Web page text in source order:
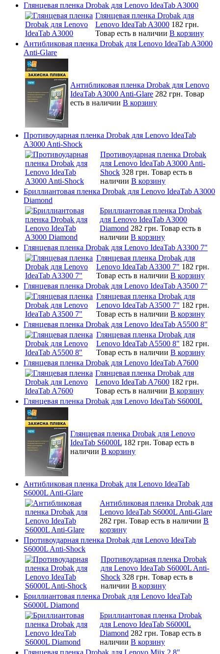
Глянцевая пленка Drobak для Lenovo IdeaTab A3000
Глянцевая пленка Drobak для
Lenovo IdeaTab A3000 182 грн.
Товар есть в наличии В корзину
Антибликовая пленка Drobak для Lenovo IdeaTab A3000
Anti-Glare
Антибликовая пленка Drobak для Lenovo
IdeaTab A3000 Anti-Glare 282 грн. Товар
есть в наличии В корзину
Противоударная пленка Drobak для Lenovo IdeaTab
A3000 Anti-Shock
Противоударная пленка Drobak
для Lenovo IdeaTab A3000 Anti-
Shock 328 грн. Товар есть в
наличии В корзину
Бриллиантовая пленка Drobak для Lenovo IdeaTab A3000
Diamond
Бриллиантовая пленка Drobak
для Lenovo IdeaTab A3000
Diamond 282 грн. Товар есть в
наличии В корзину
Глянцевая пленка Drobak для Lenovo IdeaTab A3300 7"
Глянцевая пленка Drobak для
Lenovo IdeaTab A3300 7" 182 грн.
Товар есть в наличии В корзину
Глянцевая пленка Drobak для Lenovo IdeaTab A3500 7"
Глянцевая пленка Drobak для
Lenovo IdeaTab A3500 7" 182 грн.
Товар есть в наличии В корзину
Глянцевая пленка Drobak для Lenovo IdeaTab A5500 8"
Глянцевая пленка Drobak для
Lenovo IdeaTab A5500 8" 182 грн.
Товар есть в наличии В корзину
Глянцевая пленка Drobak для Lenovo IdeaTab A7600
Глянцевая пленка Drobak для
Lenovo IdeaTab A7600 182 грн.
Товар есть в наличии В корзину
Глянцевая пленка Drobak для Lenovo IdeaTab S6000L
Глянцевая пленка Drobak для Lenovo
IdeaTab S6000L 182 грн. Товар есть в
наличии В корзину
Антибликовая пленка Drobak для Lenovo IdeaTab
S6000L Anti-Glare
Антибликовая пленка Drobak для
Lenovo IdeaTab S6000L Anti-Glare
282 грн. Товар есть в наличии В
корзину
Противоударная пленка Drobak для Lenovo IdeaTab
S6000L Anti-Shock
Противоударная пленка Drobak
для Lenovo IdeaTab S6000L Anti-
Shock 328 грн. Товар есть в
наличии В корзину
Бриллиантовая пленка Drobak для Lenovo IdeaTab
S6000L Diamond
Бриллиантовая пленка Drobak
для Lenovo IdeaTab S6000L
Diamond 282 грн. Товар есть в
наличии В корзину
Глянцевая пленка Drobak для Lenovo Miix 2 8"